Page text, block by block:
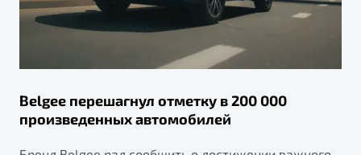
Belgee перешагнул отметку в 200 000
произведенных автомобилей